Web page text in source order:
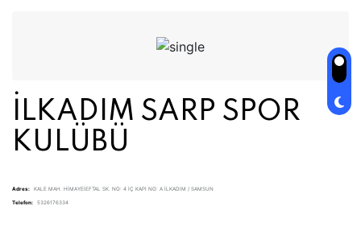
İLKADIM SARP SPOR
KULÜBÜ
Adres: KALE MAH. HİMAYEİEFTAL SK. NO: 4 İÇ KAPI NO: A İLKADIM / SAMSUN
Telefon: 5326176334